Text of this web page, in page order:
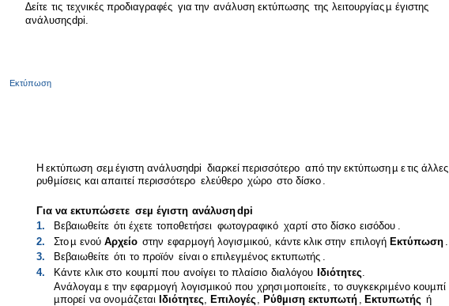
∆είτε τις τεχνικές προδιαγραφές για την ανάλυση εκτύπωσης της λειτουργίαςµ έγιστης
ανάλυσηςdpi.
Εκτύπωση
Η εκτύπωση σεµ έγιστη ανάλυσηdpi διαρκεί περισσότερο από την εκτύπωσηµ ετις άλλες
ρυθµίσεις και απαιτεί περισσότερο ελεύθερο χώρο στο δίσκο .
Για να εκτυπώσετε σεµ έγιστη ανάλυσηdpi
1.
Βεβαιωθείτε ότι έχετε τοποθετήσει φωτογραφικό χαρτί στο δίσκο εισόδου .
2.
Στοµ ενού Αρχείο στην εφαρµογή λογισµικού, κάντε κλικ στην επιλογή Εκτύπωση .
3.
Βεβαιωθείτε ότι το προϊόν είναι ο επιλεγµένος εκτυπωτής .
4.
Κάντε κλικ στο κουµπί που ανοίγει το πλαίσιο διαλόγου Ιδιότητες.
Ανάλογαµ ε την εφαρµογή λογισµικού που χρησιµοποιείτε, το συγκεκριµένο κουµπί
µπορεί να ονοµάζεται Ιδιότητες, Επιλογές , Ρύθµιση εκτυπωτή , Εκτυπωτής ή